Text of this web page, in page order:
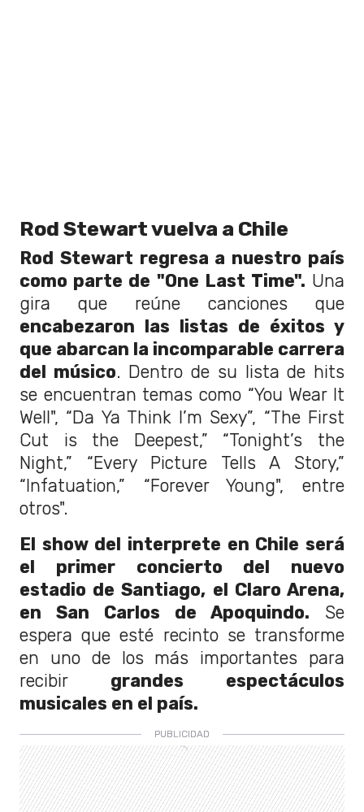
Rod Stewart vuelva a Chile
Rod Stewart regresa a nuestro país
como parte de "One Last Time". Una
gira que reúne canciones que
encabezaron las listas de éxitos y
que abarcan la incomparable carrera
del músico. Dentro de su lista de hits
se encuentran temas como “You Wear It
Well", “Da Ya Think I’m Sexy”, “The First
Cut is the Deepest,” “Tonight’s the
Night,” “Every Picture Tells A Story,”
“Infatuation,” “Forever Young", entre
otros".
El show del interprete en Chile será
el primer concierto del nuevo
estadio de Santiago, el Claro Arena,
en San Carlos de Apoquindo. Se
espera que esté recinto se transforme
en uno de los más importantes para
recibir grandes espectáculos
musicales en el país.